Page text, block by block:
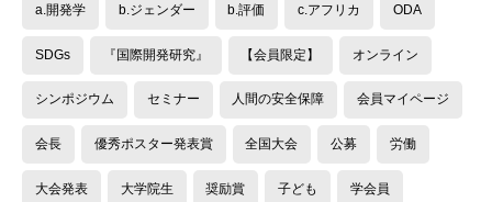
a.開発学 b.ジェンダー b.評価 c.アフリカ ODA
SDGs 『国際開発研究』 【会員限定】 オンライン
シンポジウム セミナー 人間の安全保障 会員マイページ
会長 優秀ポスター発表賞 全国大会 公募 労働
大会発表 大学院生 奨励賞 子ども 学会員